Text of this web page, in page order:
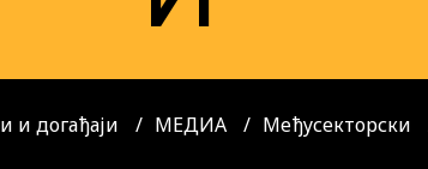
и догађаји МЕДИА Међусекторски